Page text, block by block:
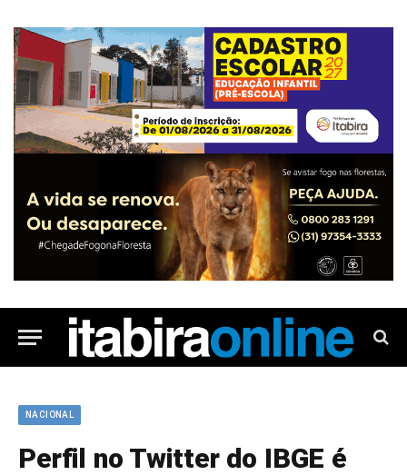
NACIONAL
Perfil no Twitter do IBGE é